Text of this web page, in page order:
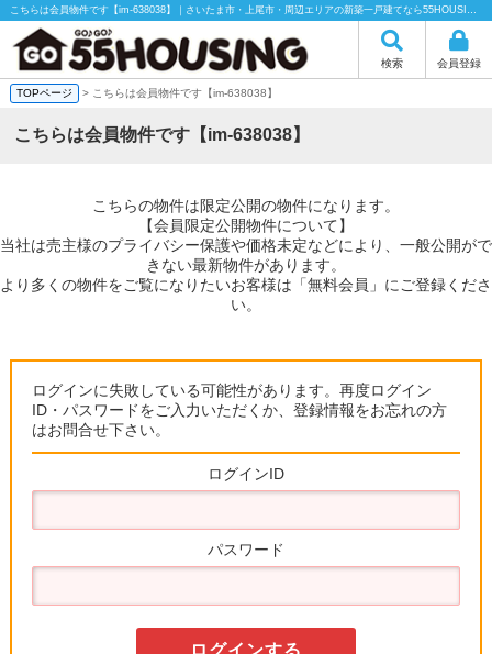
こちらは会員物件です【im-638038】｜さいたま市・上尾市・周辺エリアの新築一戸建てなら55HOUSING（55ハウジング）にお任せください！
検索 会員登録
TOPページ > こちらは会員物件です【im-638038】
こちらは会員物件です【im-638038】
こちらの物件は限定公開の物件になります。
【会員限定公開物件について】
当社は売主様のプライバシー保護や価格未定などにより、一般公開がで
きない最新物件があります。
より多くの物件をご覧になりたいお客様は「無料会員」にご登録くださ
い。
ログインに失敗している可能性があります。再度ログイン
ID・パスワードをご入力いただくか、登録情報をお忘れの方
はお問合せ下さい。
ログインID
パスワード